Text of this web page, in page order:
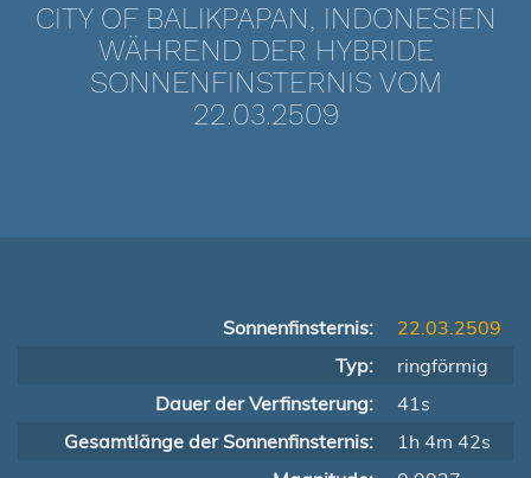
CITY OF BALIKPAPAN, INDONESIEN
WÄHREND DER HYBRIDE
SONNENFINSTERNIS VOM
22.03.2509
Sonnenfinsternis:
22.03.2509
Typ:
ringförmig
Dauer der Verfinsterung:
41s
Gesamtlänge der Sonnenfinsternis:
1h 4m 42s